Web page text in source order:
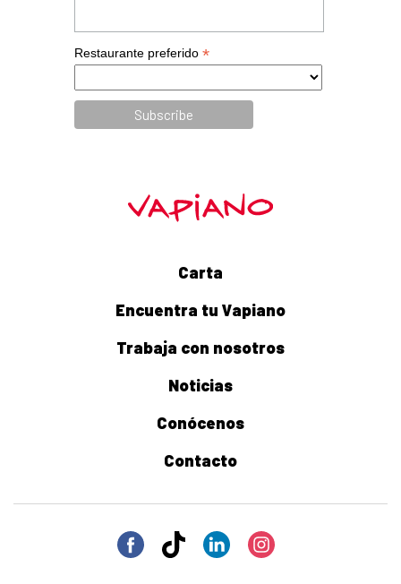
Restaurante preferido *
Carta
Encuentra tu Vapiano
Trabaja con nosotros
Noticias
Conócenos
Contacto